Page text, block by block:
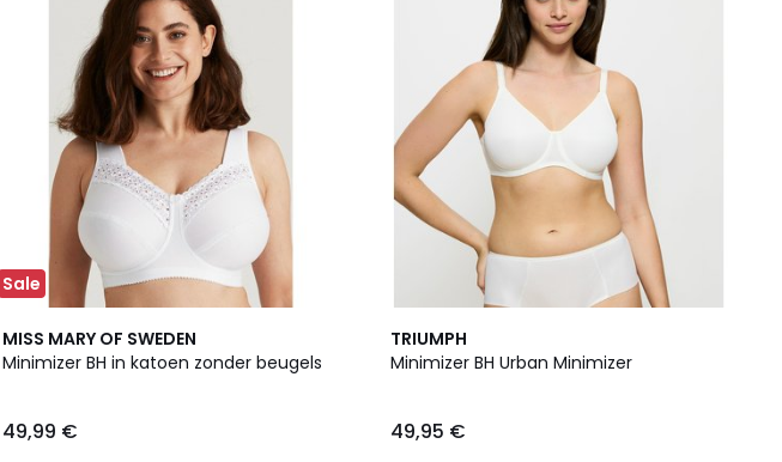
Sale
MISS MARY OF SWEDEN
Minimizer BH in katoen zonder beugels
49,99 €
4,5
/ 5
6
Kleuren
TRIUMPH
Minimizer BH Urban Minimizer
49,95 €
4,6
/ 5
3
Kleuren